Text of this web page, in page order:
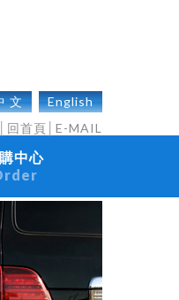
文
English
回首頁 E-MAIL
中心